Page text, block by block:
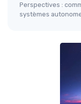
Perspectives :
systèmes